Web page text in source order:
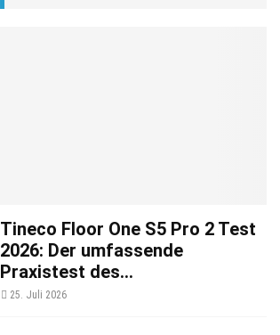
Tineco Floor One S5 Pro 2 Test
2026: Der umfassende
Praxistest des...
25. Juli 2026